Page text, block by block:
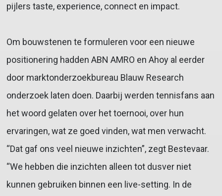
pijlers taste, experience, connect en impact.
Om bouwstenen te formuleren voor een nieuwe
positionering hadden ABN AMRO en Ahoy al eerder
door marktonderzoekbureau Blauw Research
onderzoek laten doen. Daarbij werden tennisfans aan
het woord gelaten over het toernooi, over hun
ervaringen, wat ze goed vinden, wat men verwacht.
“Dat gaf ons veel nieuwe inzichten”, zegt Bestevaar.
“We hebben die inzichten alleen tot dusver niet
kunnen gebruiken binnen een live-setting. In de